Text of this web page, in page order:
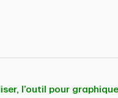
l’outil pour